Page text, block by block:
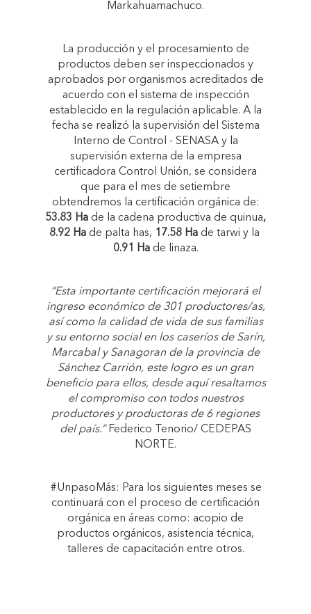
Markahuamachuco.
La producción y el procesamiento de
productos deben ser inspeccionados y
aprobados por organismos acreditados de
acuerdo con el sistema de inspección
establecido en la regulación aplicable. A la
fecha se realizó la supervisión del Sistema
Interno de Control - SENASA y la
supervisión externa de la empresa
certificadora Control Unión, se considera
que para el mes de setiembre
obtendremos la certificación orgánica de:
53.83 Ha de la cadena productiva de quinua,
8.92 Hade palta has, 17.58 Hade tarwi y la
0.91 Hade linaza.
“Esta importante certificación mejorará el
ingreso económico de 301 productores/as,
así como la calidad de vida de sus familias
y su entorno social en los caseríos de Sarín,
Marcabal y Sanagoran de la provincia de
Sánchez Carrión, este logro es un gran
beneficio para ellos, desde aquí resaltamos
el compromiso con todos nuestros
productores y productoras de 6 regiones
del país.”Federico Tenorio/ CEDEPAS
NORTE.
#UnpasoMás: Para los siguientes meses se
continuará con el proceso de certificación
orgánica en áreas como: acopio de
productos orgánicos, asistencia técnica,
talleres de capacitación entre otros.